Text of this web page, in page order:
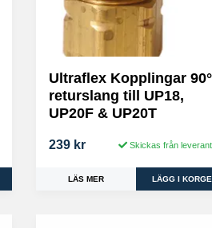
Ultraflex Kopplingar 90°
returslang till UP18,
UP20F & UP20T
239 kr Skickas från
LÄS MER